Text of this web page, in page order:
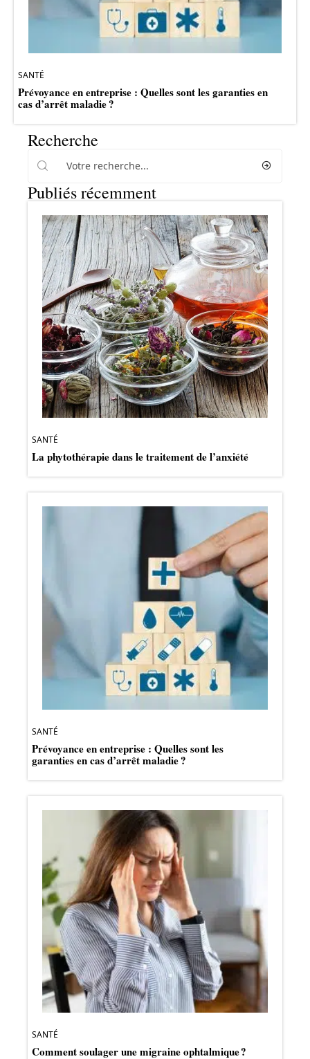
SANTÉ
Prévoyance en entreprise : Quelles sont les garanties en
cas d’arrêt maladie ?
Recherche
Publiés récemment
SANTÉ
La phytothérapie dans le traitement de l’anxiété
SANTÉ
Prévoyance en entreprise : Quelles sont les
garanties en cas d’arrêt maladie ?
SANTÉ
Comment soulager une migraine ophtalmique ?